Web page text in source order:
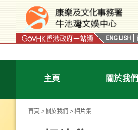
主頁 關於我們
首頁 > 關於我們 > 相片集